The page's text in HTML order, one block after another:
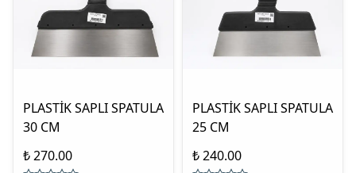
PLASTİK SAPLI SPATULA
30 CM
₺ 270.00
PLASTİK SAPLI SPATULA
25 CM
₺ 240.00